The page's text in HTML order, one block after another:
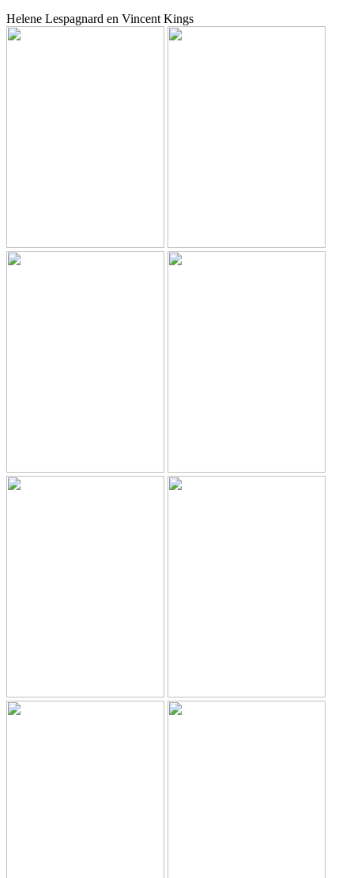
Helene Lespagnard en Vincent Kings